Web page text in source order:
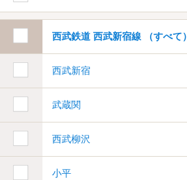
西武鉄道 西武新宿線 （すべて）
西武新宿
武蔵関
西武柳沢
小平